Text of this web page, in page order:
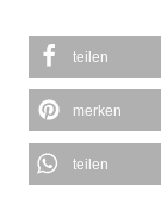
teilen
merken
teilen